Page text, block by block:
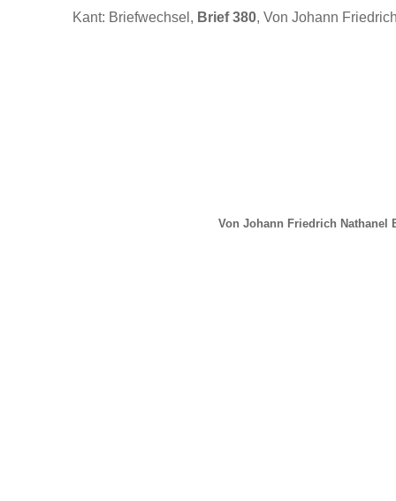
Kant: Briefwechsel, Brief 380, Von Johann
Von Johann Friedrich Nathanel